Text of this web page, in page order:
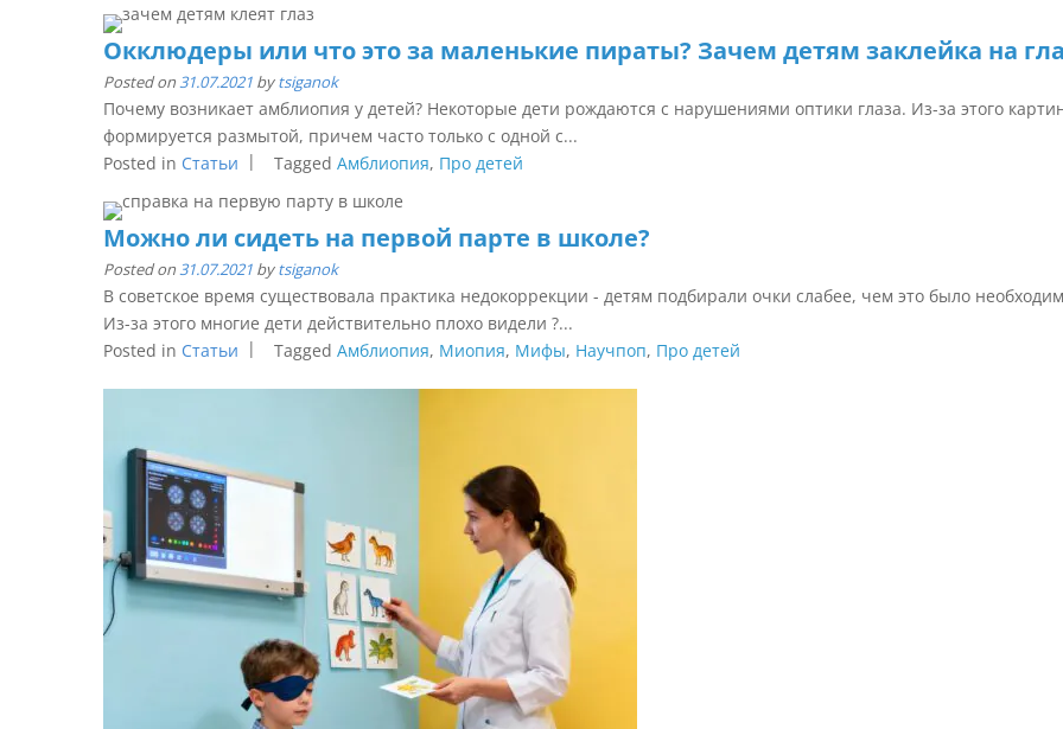
Окклюдеры или что это за маленькие пираты? Зачем детям заклейка на
Posted on31.07.2021 bytsiganok
Почему возникает амблиопия у детей? Некоторые дети рождаются с нарушениями оптики глаза. Из-за этого
формируется размытой, причем часто только с одной с...
Posted in Статьи Tagged Амблиопия, Про детей
Можно ли сидеть на первой парте в школе?
Posted on31.07.2021 bytsiganok
В советское время существовала практика недокоррекции - детям подбирали очки слабее, чем это было
Из-за этого многие дети действительно плохо видели ?...
Posted in Статьи Tagged Амблиопия, Миопия, Мифы, Научпоп, Про детей